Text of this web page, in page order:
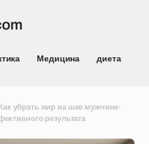
Медицина
диета
убрать жир на шее мужчине:
результата